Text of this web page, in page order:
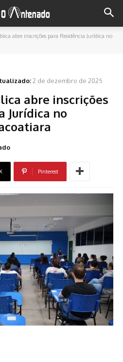
abre inscrições para Residência Jurídica no
2 de dezembro de 2025
abre inscrições
Jurídica no
Pinterest